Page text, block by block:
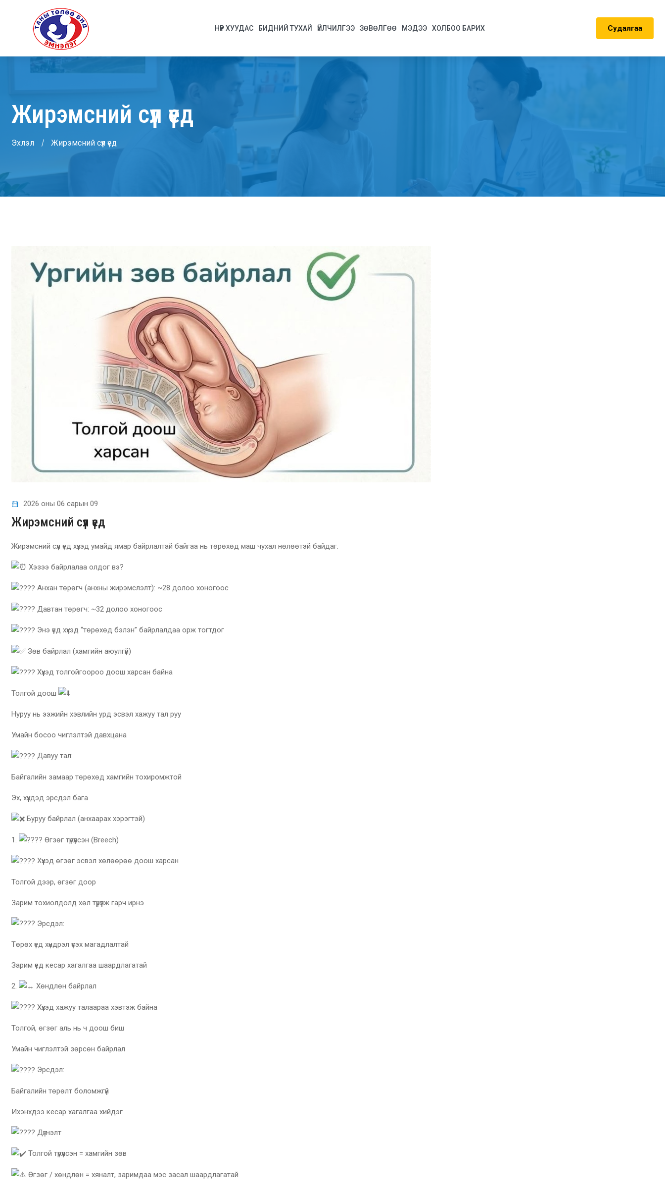
НҮҮР ХУУДАС БИДНИЙ ТУХАЙ ҮЙЛЧИЛГЭЭ ЗӨВӨЛГӨӨ МЭДЭЭ ХОЛБОО БАРИХ Судалгаа
Жирэмсний сүүл үед
Эхлэл Жирэмсний сүүл үед
2026 оны 06 сарын 09
Жирэмсний сүүл үед
Жирэмсний сүүл үед хүүхэд умайд ямар байрлалтай байгаа нь төрөхөд маш чухал нөлөөтэй байдаг.
Хэзээ байрлалаа олдог вэ?
Анхан төрөгч (анхны жирэмслэлт): ~28 долоо хоногоос
Давтан төрөгч: ~32 долоо хоногоос
Энэ үед хүүхэд “төрөхөд бэлэн” байрлалдаа орж тогтдог
Зөв байрлал (хамгийн аюулгүй)
Хүүхэд толгойгоороо доош харсан байна
Толгой доош
Нуруу нь ээжийн хэвлийн урд эсвэл хажуу тал руу
Умайн босоо чиглэлтэй давхцана
Давуу тал:
Байгалийн замаар төрөхөд хамгийн тохиромжтой
Эх, хүүхдэд эрсдэл бага
Буруу байрлал (анхаарах хэрэгтэй)
1. Өгзөг түрүүлсэн (Breech)
Хүүхэд өгзөг эсвэл хөлөөрөө доош харсан
Толгой дээр, өгзөг доор
Зарим тохиолдолд хөл түрүүлж гарч ирнэ
Эрсдэл:
Төрөх үед хүндрэл үүсэх магадлалтай
Зарим үед кесар хагалгаа шаардлагатай
2. Хөндлөн байрлал
Хүүхэд хажуу талаараа хэвтэж байна
Толгой, өгзөг аль нь ч доош биш
Умайн чиглэлтэй зөрсөн байрлал
Эрсдэл:
Байгалийн төрөлт боломжгүй
Ихэнхдээ кесар хагалгаа хийдэг
Дүгнэлт
Толгой түрүүлсэн = хамгийн зөв
Өгзөг / хөндлөн = хяналт, заримдаа мэс засал шаардлагатай